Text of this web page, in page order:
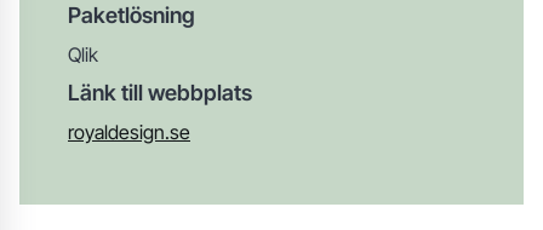
Paketlösning
Qlik
Länk till webbplats
royaldesign.se